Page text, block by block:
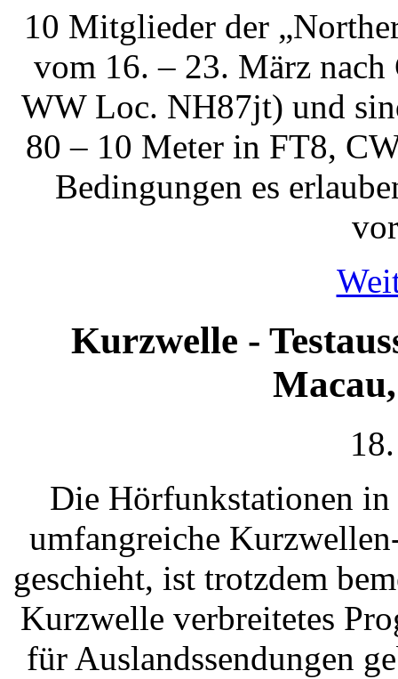
10 Mitglieder der
vom 16. – 23. März
WW Loc. NH87jt) und
80 – 10 Meter in FT8,
Bedingungen es
Kurzwelle -
Die Hörfunkstationen in
umfangreiche
geschieht, ist trotzdem
Kurzwelle verbreitetes
für Auslandssendungen